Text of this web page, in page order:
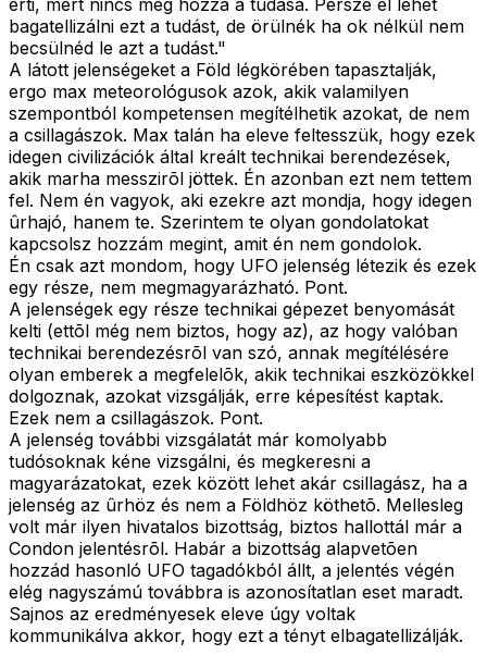
érti, mert nincs meg hozzá a tudása. Persze el lehet
bagatellizálni ezt a tudást, de örülnék ha ok nélkül nem
becsülnéd le azt a tudást."
A látott jelenségeket a Föld légkörében tapasztalják,
ergo max meteorológusok azok, akik valamilyen
szempontból kompetensen megítélhetik azokat, de nem
a csillagászok. Max talán ha eleve feltesszük, hogy ezek
idegen civilizációk által kreált technikai berendezések,
akik marha messzirõl jöttek. Én azonban ezt nem tettem
fel. Nem én vagyok, aki ezekre azt mondja, hogy idegen
ûrhajó, hanem te. Szerintem te olyan gondolatokat
kapcsolsz hozzám megint, amit én nem gondolok.
Én csak azt mondom, hogy UFO jelenség létezik és ezek
egy része, nem megmagyarázható. Pont.
A jelenségek egy része technikai gépezet benyomását
kelti (ettõl még nem biztos, hogy az), az hogy valóban
technikai berendezésrõl van szó, annak megítélésére
olyan emberek a megfelelõk, akik technikai eszközökkel
dolgoznak, azokat vizsgálják, erre képesítést kaptak.
Ezek nem a csillagászok. Pont.
A jelenség további vizsgálatát már komolyabb
tudósoknak kéne vizsgálni, és megkeresni a
magyarázatokat, ezek között lehet akár csillagász, ha a
jelenség az ûrhöz és nem a Földhöz köthetõ. Mellesleg
volt már ilyen hivatalos bizottság, biztos hallottál már a
Condon jelentésrõl. Habár a bizottság alapvetõen
hozzád hasonló UFO tagadókból állt, a jelentés végén
elég nagyszámú továbbra is azonosítatlan eset maradt.
Sajnos az eredményesek eleve úgy voltak
kommunikálva akkor, hogy ezt a tényt elbagatellizálják.